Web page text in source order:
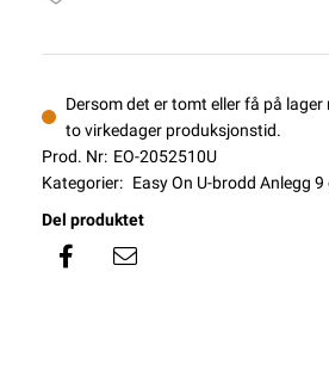
Dersom det er tomt eller få på lager
to virkedager produksjonstid.
Prod. Nr: EO-2052510U
Kategorier: Easy On U-brodd Anlegg
Del produktet